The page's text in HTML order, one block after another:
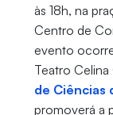
às 18h, na
Centro de
evento
Teatro
de Ciências
promoverá a